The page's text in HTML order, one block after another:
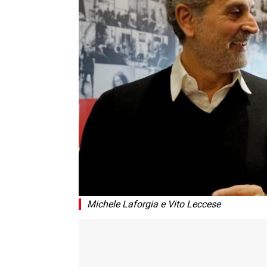
Michele Laforgia e Vito Leccese